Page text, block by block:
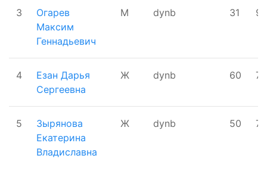
3
Огарев
Максим
Геннадьевич
М dynb 31 92
4
Езан Дарья
Сергеевна
Ж dynb 60 78
5
Зырянова
Екатерина
Владиславна
Ж dynb 50 75